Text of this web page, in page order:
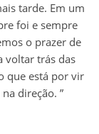
tarde. Em um
foi e sempre
o prazer de
voltar trás das
que está por vir
direção. ”